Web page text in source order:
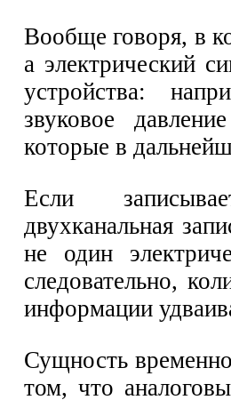
Вообще говоря, в
а электрический
устройства:
звуковое
которые в
Если
двухканальная
не один
следовательно,
информации
Сущность
том, что